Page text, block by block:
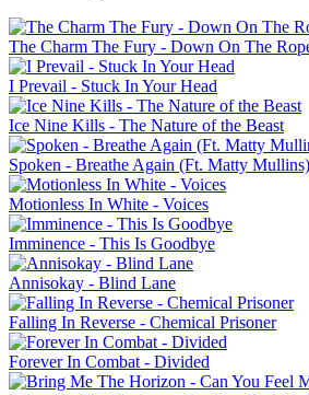
The Charm The Fury - Down On The
I Prevail - Stuck In Your Head
Ice Nine Kills - The Nature of the Beast
Spoken - Breathe Again (Ft. Matty Mullins)
Motionless In White - Voices
Imminence - This Is Goodbye
Annisokay - Blind Lane
Falling In Reverse - Chemical Prisoner
Forever In Combat - Divided